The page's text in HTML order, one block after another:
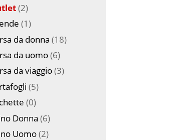
(2)
(1)
da donna (18)
da uomo(6)
da viaggio(3)
(5)
(0)
Donna (6)
Uomo(2)